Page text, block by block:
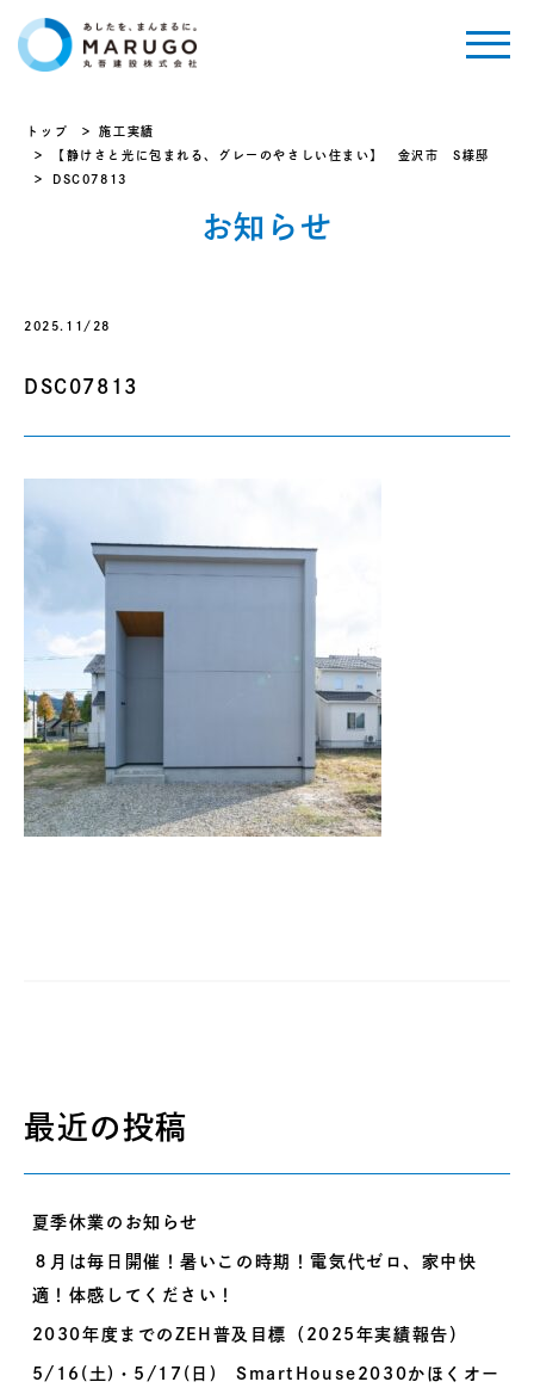
トップ
施工実績
【静けさと光に包まれる、グレーのやさしい住まい】 金沢市 S様邸
DSC07813
お知らせ
2025.11/28
DSC07813
最近の投稿
夏季休業のお知らせ
８月は毎日開催！暑いこの時期！電気代ゼロ、家中快
適！体感してください！
2030年度までのZEH普及目標（2025年実績報告）
5/16(土)・5/17(日) SmartHouse2030かほくオー